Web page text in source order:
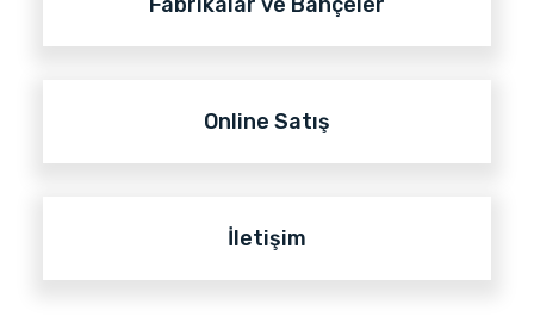
Online Satış
İletişim